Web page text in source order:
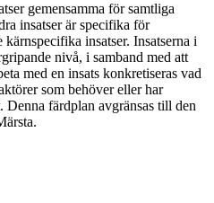
gemensamma för samtliga
insatser är specifika för
insatser. Insatserna i
nivå, i samband med att
med en insats konkretiseras vad
som behöver eller har
Denna färdplan avgränsas till den